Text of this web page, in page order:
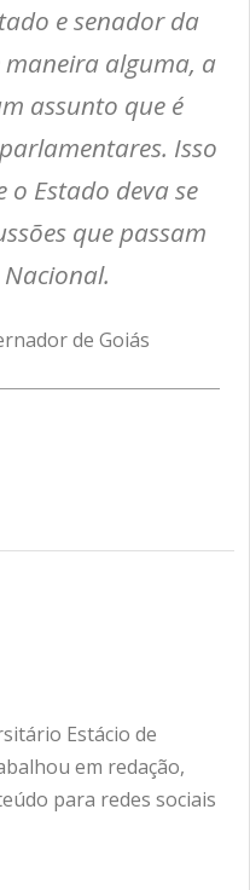
e senador da
maneira alguma, a
assunto que é
Isso
Estado deva se
que passam
de Goiás
Estácio de
em redação,
para redes sociais